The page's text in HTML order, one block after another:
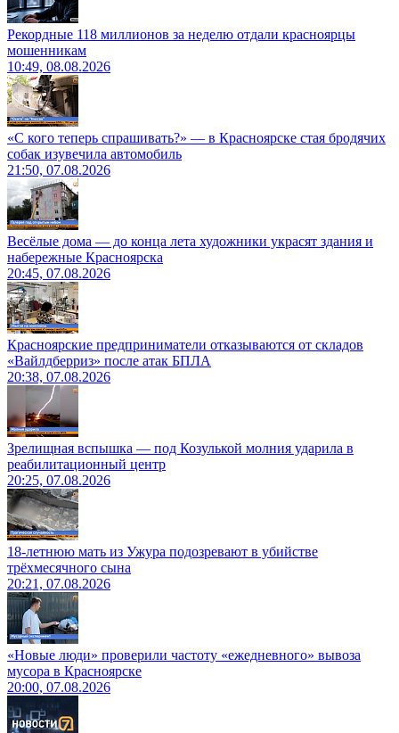
Рекордные 118 миллионов за неделю отдали красноярцы
мошенникам
10:49, 08.08.2026
«С кого теперь спрашивать?» — в Красноярске стая бродячих
собак изувечила автомобиль
21:50, 07.08.2026
Весёлые дома — до конца лета художники украсят здания и
набережные Красноярска
20:45, 07.08.2026
Красноярские предприниматели отказываются от складов
«Вайлдберриз» после атак БПЛА
20:38, 07.08.2026
Зрелищная вспышка — под Козулькой молния ударила в
реабилитационный центр
20:25, 07.08.2026
18-летнюю мать из Ужура подозревают в убийстве
трёхмесячного сына
20:21, 07.08.2026
«Новые люди» проверили частоту «ежедневного» вывоза
мусора в Красноярске
20:00, 07.08.2026